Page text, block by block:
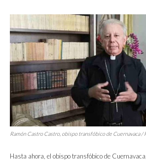
Ramón Castro Castro, obispo transfóbico de Cuernavaca
Hasta ahora, el obispo transfóbico de